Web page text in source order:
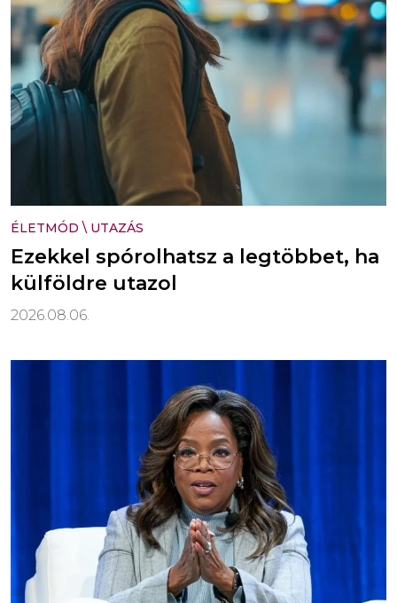
ÉLETMÓD \ UTAZÁS
Ezekkel spórolhatsz a legtöbbet, ha
külföldre utazol
2026.08.06.